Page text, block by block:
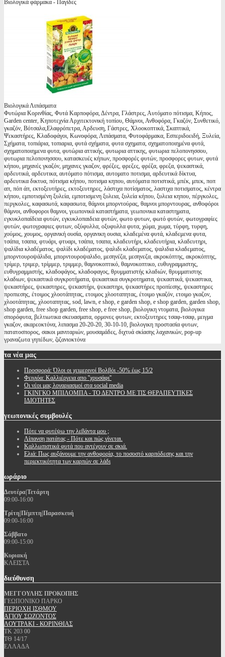
Βιολογικά φάρμακα - Παγίδες
Βιολογικά Λιπάσματα
Φυτώρια Κορινθίας, Φυτά Καρποφόρα, Δέντρα, Γλάστρες, Αυτόματο πότισμα, Κήπος,
Garden center, Κηποτεχνία Αρχιτεκτονική τοπίου, Θάμνοι, Ανθοφόρα, Γκαζόν, Συνθετικό,
γκαζόν, Βότσαλα,Ελαφρόπετρα, Αρδευση, Γάστρες, Χλοοκοπτικά, Σκαπτικά,
Ψεκαστήρες, Κλαδοφάγοι, Κωνοφόρα, Λιπάσματα, Φυτοφάρμακα, Εσπεριδοειδή, Ξυλεία,
Σχήματα, τοπιάρια, τοπιαρια, φυτά σχήματα, φυτα σχηματα, σχηματοποιημένα φυτά,
σχηματοποιημενα φυτα, φυτώρια αττικής, φυτωρια αττικης, φυτωρια πελοπονησσου,
φυτωρια πελοπονησσου, κατασκευές κήπων, προσφορές φυτών, προσφορες φυτων, φυτά
κήπου, μηχανές γκαζόν, μηχανες γκαζον, φρέζες, φρεζες, φρέζα, φρεζα, ψεκαστικά,
αρδευτικά, αρδευτικα, αυτόματο πότισμα, αυτοματο ποτισμα, αρδευτικά δίκτυα,
αρδευτικα δικτυα, πότισμα κήπου, ποτισμα κηπου, αυτόματα ποτιστικά, μπέκ, μπεκ, ποπ
απ, πόπ άπ, εκτοξευτήρες, εκτοξευτηρες, λάστιχα ποτίσματος, λαστιχα ποτισματος, κέντρα
κήπου, εμποτισμένη ξυλεία, εμποτισμενη ξυλεια, ξυλεία κήπου, ξυλεια κηπου, πέργκολες,
περγκολες, καφασωτά, καφασωτα, θάμνοι μπορντούρας, θαμνοι μπορντουρας, ανθοφόροι
θάμνοι, ανθοφοροι θαμνοι, γεωπονικά καταστήματα, γεωπονικα καταστηματα,
εγκυκλοπαίδεια φυτών, εγκυκλοπαιδεια φυτών, φωτο φυτων, φωτό φυτών, φωτογραφίες
φυτών, φωτογραφιες φυτων, οξύφυλλα, οξυφυλλα φυτα, χώμα, χωμα, τύρφη, τυρφη,
χούμος, χουμος, οργανική ουσία, οργανικη ουσια, κλαδεμένα φυτά, κλαδεμενα φυτα,
τσάπα, τσαπα, φτυάρι, φτυαρι, τσάπα, τσαπα, κλαδευτήρι, κλαδευτήρια, κλαδευτηρι,
ψαλίδια κλαδέματος, ψαλίδι κλαδέματος, ψαλιδι κλαδεματος, ψαλιδια κλαδεματος,
μπορντουροψάλιδα, μπορντουροψαλιδο, μεσηνέζα, μεσηνεζα, ακροκόπτης, ακροκόπτης,
τρίμερ, τριμερ, τρίμμερ, τριμμερ, θαμνοκοπτικό, θαμνοκοπτικο, ευθυγραμμιστης,
ευθυγραμμιστής, κλαδοφάγος, κλαδοφαγος, θρυμματιστής κλαδιών, θρυμματιστης
κλαδιων, ψεκαστικά συγκροτήματα, ψεκαστικα συγκροτηματα, ψεκαστικά, ψεκαστικα,
ψεκαστήρες, ψεκαστηρες, ψεκαστήρι, ψεκαστηρι, ψεκαστήρες προπίεσης, ψεκαστηρες
προπιεσης, έτοιμος χλοοτάπητας, ετοιμος χλοοταπητας, έτοιμο γκαζόν, ετοιμο γκαζον,
χλοοτάπητας, χλοοταπητας, sod, lawn, e shop, e garden shop, e shop garden, garden shop,
shop garden, free shop garden, free shop, e free shop, βιολογικη ντοματα, βιολογικα
σπορόφυτα, βελτιωτικα σκευασματα, ορμονες φυτων, εκτοξευτηρες τσαφ-τσαφ, μειγμα
γκαζον, ακαρεοκτόνα, λιπασμα 20-20-20, 30-10-10, βιολογικη προστασία φυτων,
πατατοσπορος, σακοι μανιταριών, μουσαμάδες, διχτυά σκίασης λαχανικών, pop-up
γραναζωτα γηπέδων, ζιζανιοκτόνα
τα νέα μας
Προσφορά: Όλοι οι χειμερινοί Βολβόι -50% έως 15/2
Φειγιόα: Καλλιέργεια απο ''χρυσάφι''
Oι νέοι μας λογαριασμοί στα social media
ΓΚΙΝΓΚΟ ΜΠΙΛΟΜΠΑ - ΤΟ ΔΕΝΤΡΟ ΜΕ ΤΙΣ ΘΕΡΑΠΕΥΤΙΚΕΣ
ΙΔΙΟΤΗΤΕΣ
γεωπονικές συμβουλές
Πότε να φυτέψω την λεβάντα μου ;
Λίπανση πατάτας - Πότε και πώς γίνεται.
Καλλωπιστικά φυτά που αντέχουν σε σκιά.
Ελιά: Πως αυξάνουμε την ανθοφορία, το ποσοστό καρπόδεσης και την
περιεκτικότητα των καρπών σε λάδι
ωράριο
Δευτέρα|Τετάρτη
09:00-16:00
Τρίτη|Πέμπτη|Παρασκευή
09:00-16:00
Σάββατο
09:00-15:00
Κυριακή
ΚΛΕΙΣΤΑ
διεύθυνση
ΜΕΓΓΟΥΛΗΣ ΠΡΟΚΟΠΗΣ
ΓΕΩΠΟΝΙΚΟ ΠΑΡΚΟ
ΠΕΡΙΟΧΗ ΙΣΘΜΟΥ
ΑΓΙΟΥ ΣΩΖΟΝΤΟΣ
ΛΟΥΤΡΑΚΙ - ΚΟΡΙΝΘΙΑΣ
ΤΚ 203 00
ΤΘ 14/17
ΕΛΛΑΔΑ